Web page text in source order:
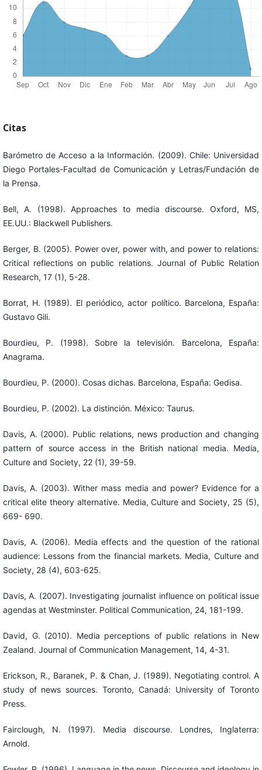
Citas
Barómetro de Acceso a la Información. (2009). Chile: Universidad
Diego Portales-Facultad de Comunicación y Letras/Fundación de
la Prensa.
Bell, A. (1998). Approaches to media discourse. Oxford, MS,
EE.UU.: Blackwell Publishers.
Berger, B. (2005). Power over, power with, and power to relations:
Critical reflections on public relations. Journal of Public Relation
Research, 17 (1), 5-28.
Borrat, H. (1989). El periódico, actor político. Barcelona, España:
Gustavo Gili.
Bourdieu, P. (1998). Sobre la televisión. Barcelona, España:
Anagrama.
Bourdieu, P. (2000). Cosas dichas. Barcelona, España: Gedisa.
Bourdieu, P. (2002). La distinción. México: Taurus.
Davis, A. (2000). Public relations, news production and changing
pattern of source access in the British national media. Media,
Culture and Society, 22 (1), 39-59.
Davis, A. (2003). Wither mass media and power? Evidence for a
critical elite theory alternative. Media, Culture and Society, 25 (5),
669- 690.
Davis, A. (2006). Media effects and the question of the rational
audience: Lessons from the financial markets. Media, Culture and
Society, 28 (4), 603-625.
Davis, A. (2007). Investigating journalist influence on political issue
agendas at Westminster. Political Communication, 24, 181-199.
David, G. (2010). Media perceptions of public relations in New
Zealand. Journal of Communication Management, 14, 4-31.
Erickson, R., Baranek, P. & Chan, J. (1989). Negotiating control. A
study of news sources. Toronto, Canadá: University of Toronto
Press.
Fairclough, N. (1997). Media discourse. Londres, Inglaterra:
Arnold.